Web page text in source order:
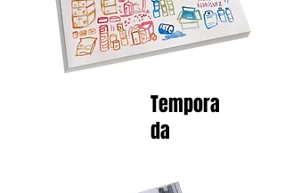
Tempora
da